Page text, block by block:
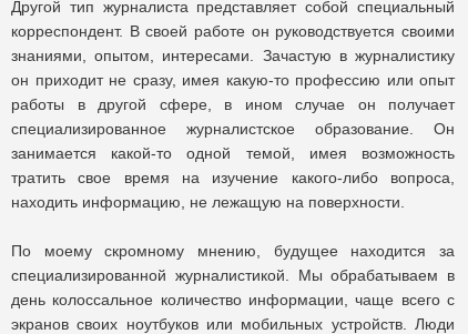
Другой тип журналиста представляет собой специальный
корреспондент. В своей работе он руководствуется своими
знаниями, опытом, интересами. Зачастую в журналистику
он приходит не сразу, имея какую-то профессию или опыт
работы в другой сфере, в ином случае он получает
специализированное журналистское образование. Он
занимается какой-то одной темой, имея возможность
тратить свое время на изучение какого-либо вопроса,
находить информацию, не лежащую на поверхности.
По моему скромному мнению, будущее находится за
специализированной журналистикой. Мы обрабатываем в
день колоссальное количество информации, чаще всего с
экранов своих ноутбуков или мобильных устройств. Люди